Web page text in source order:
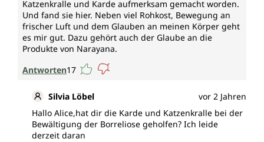
Katzenkralle und Karde aufmerksam gemacht worden.
Und fand sie hier. Neben viel Rohkost, Bewegung an
frischer Luft und dem Glauben an meinen Körper geht
es mir gut. Dazu gehört auch der Glaube an die
Produkte von Narayana.
Antworten17
Silvia Löbel
vor 2 Jahren
Hallo Alice,hat dir die Karde und Katzenkralle bei der
Bewältigung der Borreliose geholfen? Ich leide
derzeit daran